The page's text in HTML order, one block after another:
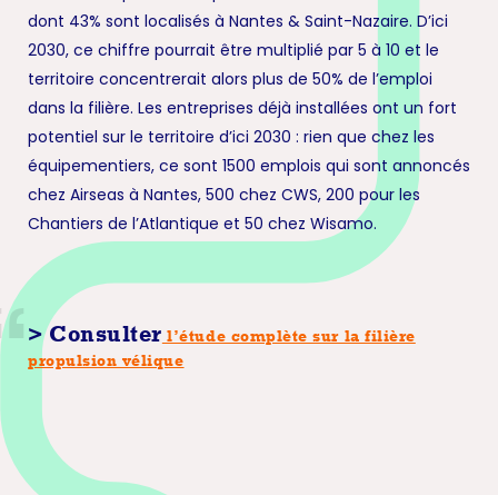
dont 43% sont localisés à Nantes & Saint-Nazaire. D’ici
2030, ce chiffre pourrait être multiplié par 5 à 10 et le
territoire concentrerait alors plus de 50% de l’emploi
dans la filière. Les entreprises déjà installées ont un fort
potentiel sur le territoire d’ici 2030 : rien que chez les
équipementiers, ce sont 1500 emplois qui sont annoncés
chez Airseas à Nantes, 500 chez CWS, 200 pour les
Chantiers de l’Atlantique et 50 chez Wisamo.
> Consulter l’étude complète sur la filière
propulsion vélique